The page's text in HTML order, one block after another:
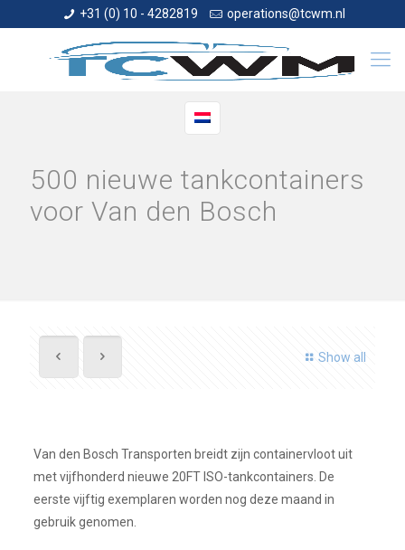
+31 (0) 10 - 4282819 operations@tcwm.nl
500 nieuwe tankcontainers
voor Van den Bosch
Show all
Van den Bosch Transporten breidt zijn containervloot uit
met vijfhonderd nieuwe 20FT ISO-tankcontainers. De
eerste vijftig exemplaren worden nog deze maand in
gebruik genomen.